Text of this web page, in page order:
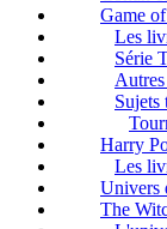
Game
Les
Série
Sujets
Harry
Les
Univers
The